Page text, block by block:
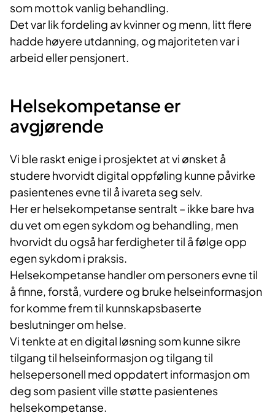
som mottok vanlig behandling.
Det var lik fordeling av kvinner og menn, litt flere
hadde høyere utdanning, og majoriteten var i
arbeid eller pensjonert.
Helsekompetanse er
avgjørende
Vi ble raskt enige i prosjektet at vi ønsket å
studere hvorvidt digital oppføling kunne påvirke
pasientenes evne til å ivareta seg selv.
Her er helsekompetanse sentralt – ikke bare hva
du vet om egen sykdom og behandling, men
hvorvidt du også har ferdigheter til å følge opp
egen sykdom i praksis.
Helsekompetanse handler om personers evne til
å finne, forstå, vurdere og bruke helseinformasjon
for komme frem til kunnskapsbaserte
beslutninger om helse.
Vi tenkte at en digital løsning som kunne sikre
tilgang til helseinformasjon og tilgang til
helsepersonell med oppdatert informasjon om
deg som pasient ville støtte pasientenes
helsekompetanse.